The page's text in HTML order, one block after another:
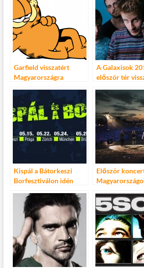
Garfield visszatért
Magyarországra
A Galaxisok
először tér
23, Akvárium!
Kispál a Bátorkeszi
Borfesztiválon idén
Először